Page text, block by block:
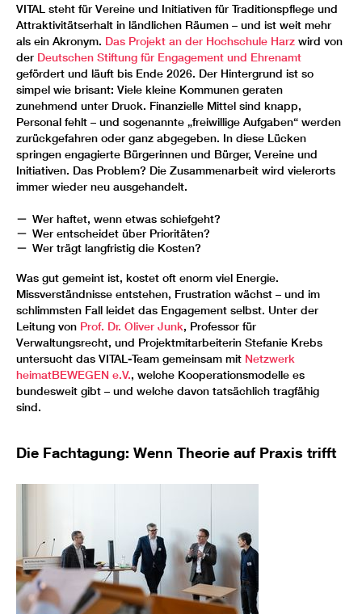
VITAL steht für Vereine und Initiativen für Traditionspflege und
Attraktivitätserhalt in ländlichen Räumen – und ist weit mehr
als ein Akronym. Das Projekt an der Hochschule Harz wird von
der Deutschen Stiftung für Engagement und Ehrenamt
gefördert und läuft bis Ende 2026. Der Hintergrund ist so
simpel wie brisant: Viele kleine Kommunen geraten
zunehmend unter Druck. Finanzielle Mittel sind knapp,
Personal fehlt – und sogenannte „freiwillige Aufgaben“ werden
zurückgefahren oder ganz abgegeben. In diese Lücken
springen engagierte Bürgerinnen und Bürger, Vereine und
Initiativen. Das Problem? Die Zusammenarbeit wird vielerorts
immer wieder neu ausgehandelt.
Wer haftet, wenn etwas schiefgeht?
Wer entscheidet über Prioritäten?
Wer trägt langfristig die Kosten?
Was gut gemeint ist, kostet oft enorm viel Energie.
Missverständnisse entstehen, Frustration wächst – und im
schlimmsten Fall leidet das Engagement selbst. Unter der
Leitung von Prof. Dr. Oliver Junk, Professor für
Verwaltungsrecht, und Projektmitarbeiterin Stefanie Krebs
untersucht das VITAL-Team gemeinsam mit Netzwerk
heimatBEWEGEN e.V., welche Kooperationsmodelle es
bundesweit gibt – und welche davon tatsächlich tragfähig
sind.
Die Fachtagung: Wenn Theorie auf Praxis trifft